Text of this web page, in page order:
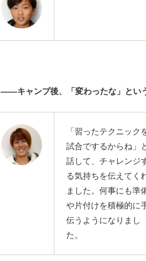
――キャンプ後、「変わったな」とい
「習ったテクニック
試合でするからね」
話して、チャレンジ
る気持ちを伝えてく
ました。何事にも準
や片付けを積極的に
伝うようになりまし
た。